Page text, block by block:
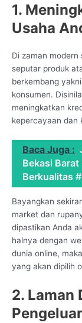
1.
Usaha
Di zaman
seputar produk
berkembang
konsumen.
meningkatkan
kepercayaan dan
Baca Juga :
Bekasi
Berkualitas
Bayangkan
market dan
dipastikan Anda
halnya dengan
dunia online,
yang akan dipilih
2. Laman